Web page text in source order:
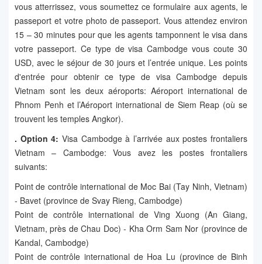
vous atterrissez, vous soumettez ce formulaire aux agents, le
passeport et votre photo de passeport. Vous attendez environ
15 – 30 minutes pour que les agents tamponnent le visa dans
votre passeport. Ce type de visa Cambodge vous coute 30
USD, avec le séjour de 30 jours et l’entrée unique. Les points
d'entrée pour obtenir ce type de visa Cambodge depuis
Vietnam sont les deux aéroports: Aéroport international de
Phnom Penh et l’Aéroport international de Siem Reap (où se
trouvent les temples Angkor).
. Option 4: Visa Cambodge à l’arrivée aux postes frontaliers
Vietnam – Cambodge: Vous avez les postes frontaliers
suivants:
Point de contrôle international de Moc Bai (Tay Ninh, Vietnam)
- Bavet (province de Svay Rieng, Cambodge)
Point de contrôle international de Ving Xuong (An Giang,
Vietnam, près de Chau Doc) - Kha Orm Sam Nor (province de
Kandal, Cambodge)
Point de contrôle international de Hoa Lu (province de Binh